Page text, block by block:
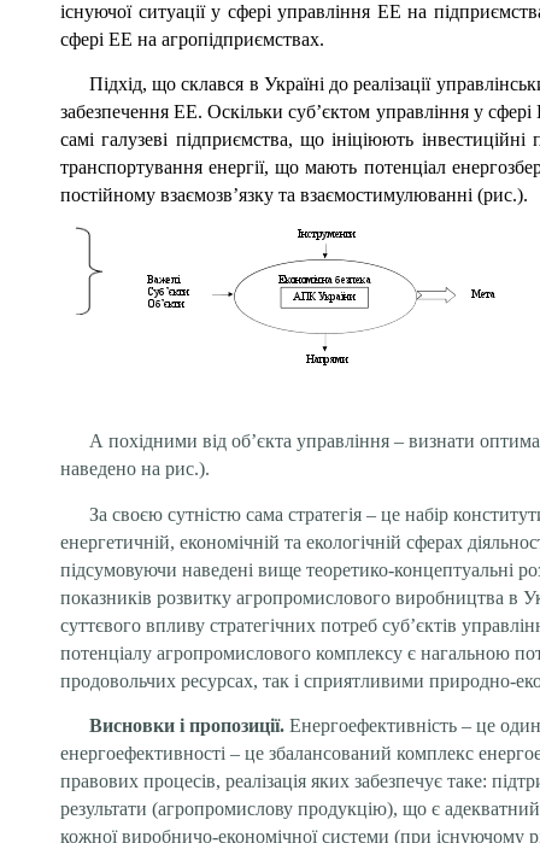
існуючої ситуації у сфері управління ЕЕ на
сфері ЕЕ на агропідприємствах.
Підхід, що склався в Україні до реалізації
забезпечення ЕЕ. Оскільки суб’єктом управління у
самі галузеві підприємства, що ініціюють
транспортування енергії, що мають потенціал
постійному взаємозв’язку та взаємостимулюванні (рис.).
А похідними від об’єкта управління – визнати
наведено на рис.).
За своєю сутністю сама стратегія – це набір
енергетичній, економічній та екологічній сферах
підсумовуючи наведені вище теоретико-концептуальні
показників розвитку агропромислового виробництва в
суттєвого впливу стратегічних потреб суб’єктів
потенціалу агропромислового комплексу є нагальною
продовольчих ресурсах, так і сприятливими природно-
Висновки і пропозиції.Енергоефективність – це
енергоефективності – це зба­лансований комплекс
правових процесів, реалізація яких забезпечує таке:
результати (агропромислову продукцію), що є
кожної виробничо-економічної системи (при існуючому